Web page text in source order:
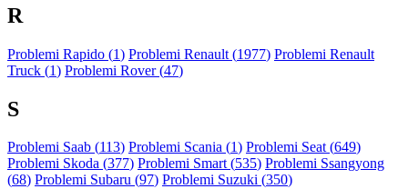
R
Problemi Rapido (1) Problemi Renault (1977) Problemi Renault
Truck (1) Problemi Rover (47)
S
Problemi Saab (113) Problemi Scania (1) Problemi Seat (649)
Problemi Skoda (377) Problemi Smart (535) Problemi Ssangyong
(68) Problemi Subaru (97) Problemi Suzuki (350)